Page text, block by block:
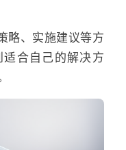
略、实施建议等方
合自己的解决方